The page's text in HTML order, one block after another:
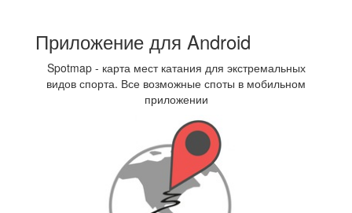
Приложение для Android
Spotmap - карта мест катания для экстремальных
видов спорта. Все возможные споты в мобильном
приложении